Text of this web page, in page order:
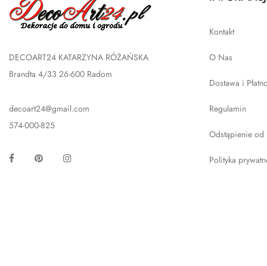
DECOART24 KATARZYNA RÓŻAŃSKA
Brandta 4/33 26-600 Radom
decoart24@gmail.com
574-000-825
Facebook Pinterest
Kontakt
O Nas
Dostawa i
Regulamin
Odstąpienie od
Polityka